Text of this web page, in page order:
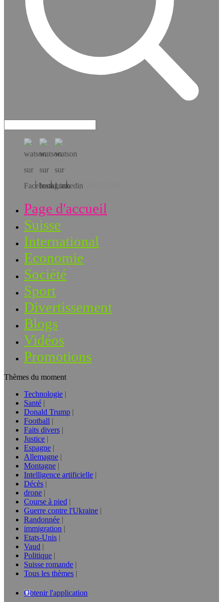
Téléchargez l’app!
Page d'accueil
Suisse
International
Economie
Société
Sport
Divertissement
Blogs
Vidéos
Promotions
Thèmes du moment
Technologie
Santé
Donald Trump
Football
Faits divers
Justice
Espagne
Allemagne
Montagne
Intelligence artificielle
Décès
drone
Course à pied
Guerre contre l'Ukraine
Randonnée
immigration
Etats-Unis
Vaud
Politique
Suisse romande
Tous les thèmes
Obtenir l'application